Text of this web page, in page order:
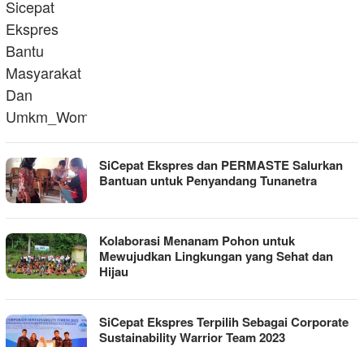
SiCepat Ekspres dan PERMASTE Salurkan
Bantuan untuk Penyandang Tunanetra
Kolaborasi Menanam Pohon untuk
Mewujudkan Lingkungan yang Sehat dan
Hijau
SiCepat Ekspres Terpilih Sebagai Corporate
Sustainability Warrior Team 2023